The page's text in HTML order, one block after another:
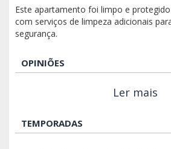
Este apartamento foi limpo e
com serviços de limpeza adicionais
segurança.
OPINIÕES
Ler mais
TEMPORADAS